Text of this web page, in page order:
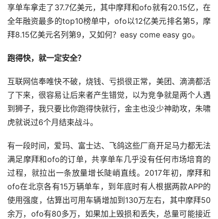
享单车拿走了37.7亿美元，其中摩拜和ofo就有20.15亿，在
全年融资最多的top10榜单中，ofo以12亿美元排名第5，摩
拜8.15亿美元名列第9，又如何？easy come easy go。
跑得快，就一定安全？
互联网信奉唯快不破，烧钱、亏损很正常，美团、滴滴都活
了下来，很容易让后来者产生错觉，以为竞争就是两个人遇
到狮子，我只要比你跑得快就行，金主也没少神助攻，朱啸
虎就说过6个月结束战斗。
有一段时间，爱玛、富士达、飞鸽这些厂商开足马力都无法
满足摩拜和ofo的订单，共享单车几乎没有任何市场培育的
过程，就拉出一条放量增长陡峭直线。2017年初，摩拜和
ofo在北京各有15万辆单车，到年底时有人根据两款APP的
使用强度，估算出可用车辆增加到130万左右，其中摩拜50
余万，ofo有80多万，如果加上毁损和丢失，总量可能接近